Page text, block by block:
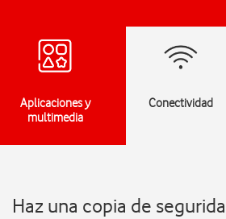
Aplicaciones y
multimedia
Conectividad
Haz una copia de